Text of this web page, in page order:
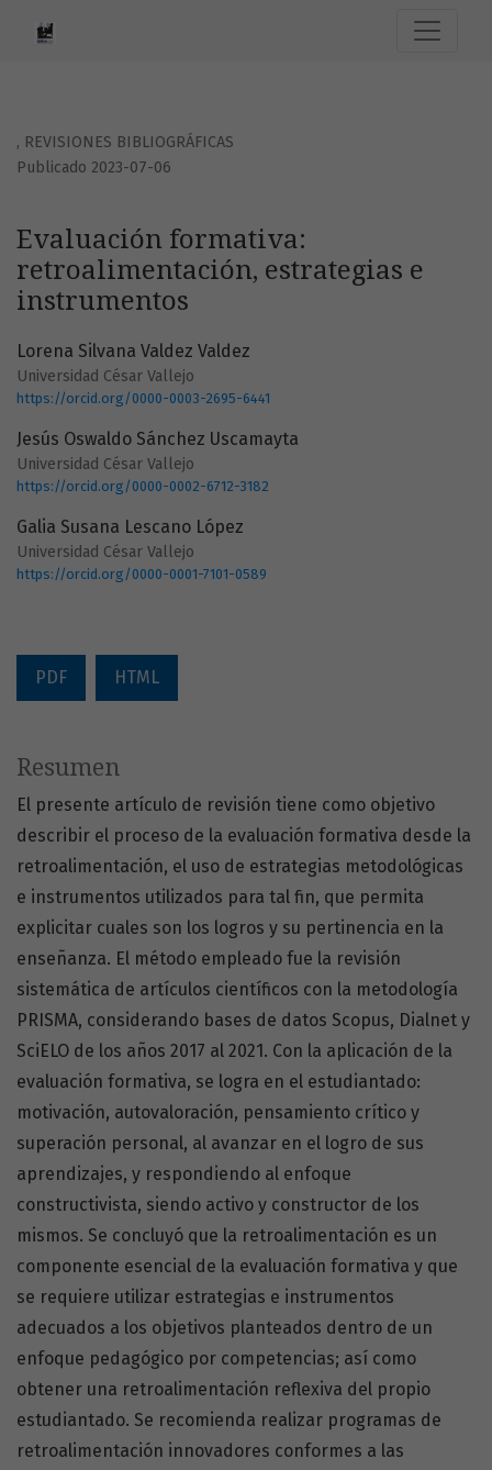
, REVISIONES BIBLIOGRÁFICAS
Evaluación formativa:
retroalimentación, estrategias e
instrumentos
Publicado 2023-07-06
Lorena Silvana Valdez Valdez
Universidad César Vallejo
https://orcid.org/0000-0003-2695-6441
Jesús Oswaldo Sánchez Uscamayta
Universidad César Vallejo
https://orcid.org/0000-0002-6712-3182
Galia Susana Lescano López
Universidad César Vallejo
https://orcid.org/0000-0001-7101-0589
PDF HTML
Resumen
El presente artículo de revisión tiene como objetivo
describir el proceso de la evaluación formativa desde la
retroalimentación, el uso de estrategias metodológicas
e instrumentos utilizados para tal fin, que permita
explicitar cuales son los logros y su pertinencia en la
enseñanza. El método empleado fue la revisión
sistemática de artículos científicos con la metodología
PRISMA, considerando bases de datos Scopus, Dialnet y
SciELO de los años 2017 al 2021. Con la aplicación de la
evaluación formativa, se logra en el estudiantado:
motivación, autovaloración, pensamiento crítico y
superación personal, al avanzar en el logro de sus
aprendizajes, y respondiendo al enfoque
constructivista, siendo activo y constructor de los
mismos. Se concluyó que la retroalimentación es un
componente esencial de la evaluación formativa y que
se requiere utilizar estrategias e instrumentos
adecuados a los objetivos planteados dentro de un
enfoque pedagógico por competencias; así como
obtener una retroalimentación reflexiva del propio
estudiantado. Se recomienda realizar programas de
retroalimentación innovadores conformes a las